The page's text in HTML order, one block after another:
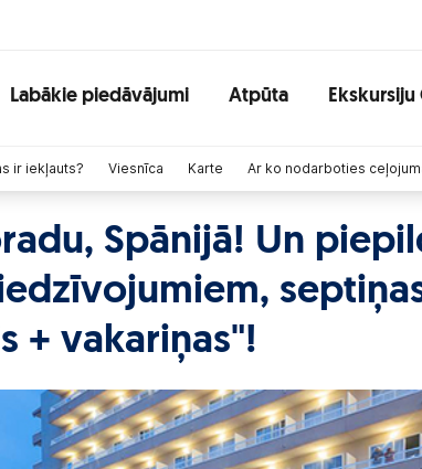
Labākie piedāvājumi Atpūta
Spānijā! Un
+ vakariņas"!
ir iekļauts? Viesnīca Karte Ar ko nodarboties